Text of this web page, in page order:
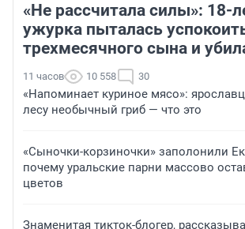
«Не рассчитала силы»: 18-
ужурка пыталась
трехмесячного сына и
11 часов 10 558 30
«Напоминает куриное мясо»:
лесу необычный гриб — что это
«Сыночки-корзиночки» заполонили
почему уральские парни массово
цветов
Знаменитая тикток-блогер,